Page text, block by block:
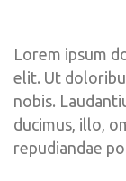
Lorem ipsum
elit. Ut
nobis.
ducimus, illo,
repudiandae